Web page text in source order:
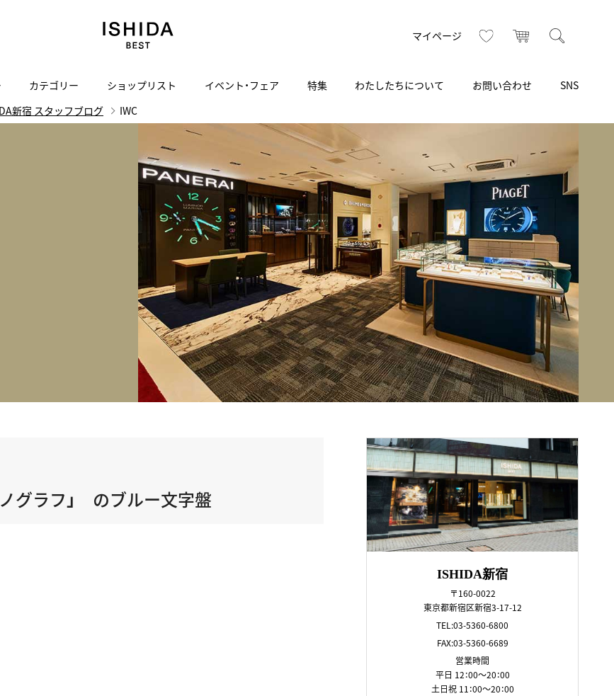
マイページ お気に入りカート
I J K L
amazfit
アマズフィット
AMIDA
アミダ
ARMINSTROM
アーミンシュトローム
Arnold & Son
アーノルド＆サン
正規取り扱いブランド一覧はこちら
買取り・下取り・委託サービスについて
検索
ヴィンテージブランド一覧はこちら
カテゴリー
ヴィンテージブランド
ISHIDA いいモノ Selection
いいモノ Gift selection
i.s.d.(アイエスディー)
ショップリスト
Luxury Time Lounge ブライトリング ブティック 銀座
IWC 表参道ブティック BEST VINTAGE新宿
ヒューリックスクエア札幌
ショップリスト一覧はこちら
イベント・フェア 特集 わたしたちについて
社概要
お問い合わせ
店の予約
SNS
INSTAGRAM
TikTok
新宿 スタッフブログ IWC
グラフ」 のブルー文字盤
ISHIDA新宿
〒160-0022
東京都新宿区新宿3-17-12
TEL:03-5360-6800
FAX:03-5360-6689
営業時間
平日 12：00～20：00
土日祝 11：00～20：00